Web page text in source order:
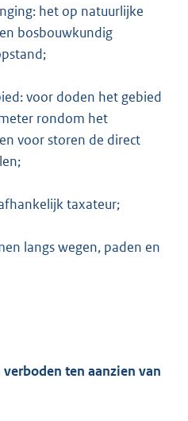
het op natuurlijke
bosbouwkundig
voor doden het gebied
rondom het
voor storen de direct
taxateur;
langs wegen, paden en
ten aanzien van